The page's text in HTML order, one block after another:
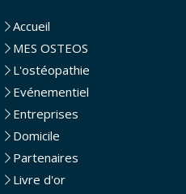
Accueil
MES OSTEOS
L'ostéopathie
Evénementiel
Entreprises
Domicile
Partenaires
Livre d'or